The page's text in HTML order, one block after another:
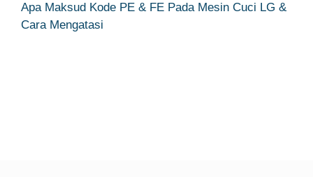
Apa Maksud Kode PE & FE Pada Mesin Cuci LG &
Cara Mengatasi